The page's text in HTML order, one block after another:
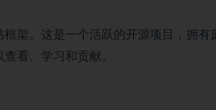
框架。这是一个活跃的开源项目，拥
看、学习和贡献。